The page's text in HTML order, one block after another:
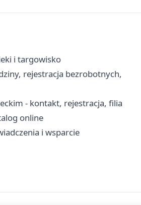
i targowisko
rejestracja bezrobotnych,
- kontakt, rejestracja, filia
online
i wsparcie